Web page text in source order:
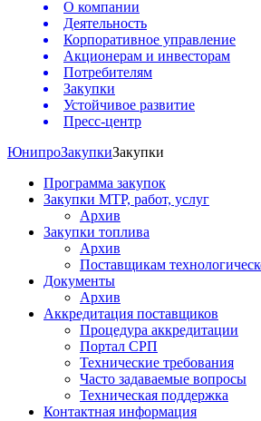
О компании
Деятельность
Корпоративное управление
Акционерам и инвесторам
Потребителям
Закупки
Устойчивое развитие
Пресс-центр
ЮнипроЗакупкиЗакупки
Программа закупок
Закупки МТР, работ, услуг
Архив
Закупки топлива
Архив
Поставщикам
Документы
Архив
Аккредитация поставщиков
Процедура аккредитации
Портал СРП
Технические требования
Часто задаваемые вопросы
Техническая поддержка
Контактная информация